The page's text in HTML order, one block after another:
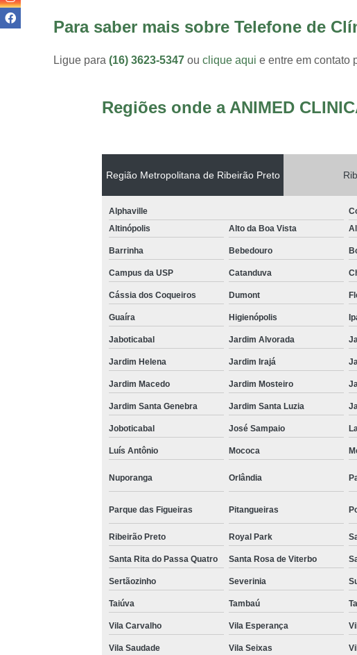
Para saber mais sobre Telefone de
Ligue para(16) 3623-5347ouclique aqui e entre em contato
Regiões onde a ANIMED
Região Metropolitana de Ribeirão Preto
Alphaville
Altinópolis
Alto da Boa Vista
Barrinha Bebedouro
Campus da USP Catanduva
Cássia dos Coqueiros Dumont
Guaíra Higienópolis
Jaboticabal Jardim Alvorada
Jardim Helena Jardim Irajá
Jardim Macedo Jardim Mosteiro
Jardim Santa Genebra Jardim Santa Luzia
Joboticabal José Sampaio
Luís Antônio Mococa
Nuporanga Orlândia
Parque das Figueiras Pitangueiras
Ribeirão Preto Royal Park
Santa Rita do Passa Quatro Santa Rosa de Viterbo
Sertãozinho Severinia
Taiúva Tambaú
Vila Carvalho Vila Esperança
Vila Saudade Vila Seixas